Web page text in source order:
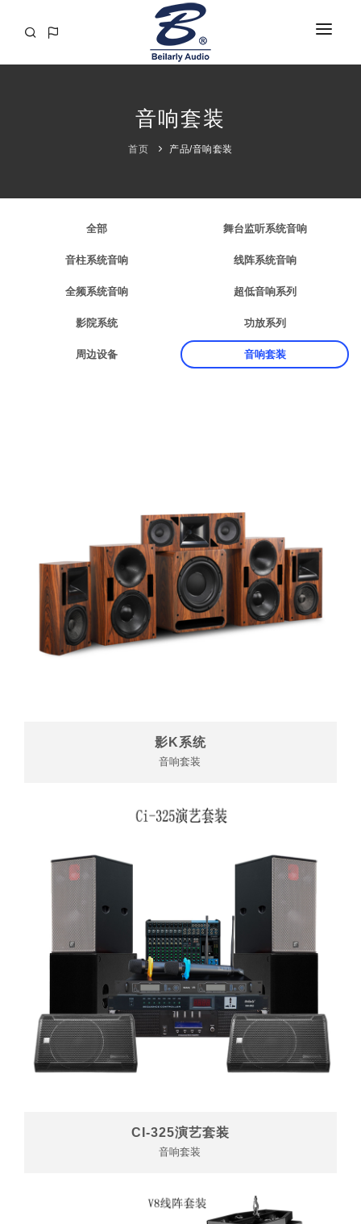
媒体视频
音响百科
音响套装
首页 产品/音响套装
全部 舞台监听系统音响
音柱系统音响 线阵系统音响
全频系统音响 超低音响系列
影院系统 功放系列
周边设备 音响套装
影K系统
音响套装
CI-325演艺套装
音响套装